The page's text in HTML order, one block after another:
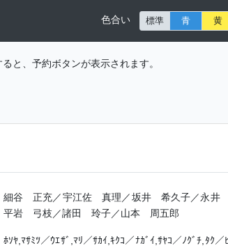
色合い 標準 青 黄
ると、予約ボタンが表示されます。
細谷 正充／宇江佐 真理／坂井 希久子／永井
平岩 弓枝／諸田 玲子／山本 周五郎
ﾎｿﾔ,ﾏｻﾐﾂ／ｳｴｻﾞ,ﾏﾘ／ｻｶｲ,ｷｸｺ／ﾅｶﾞｲ,ｻﾔｺ／ﾉｸﾞﾁ,ﾀｸ